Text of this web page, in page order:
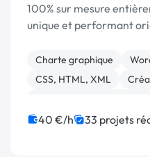
100% sur mesure
unique et performant
accompagnement
Charte graphique
CSS, HTML, XML
CAO
40 €/h 33 projets